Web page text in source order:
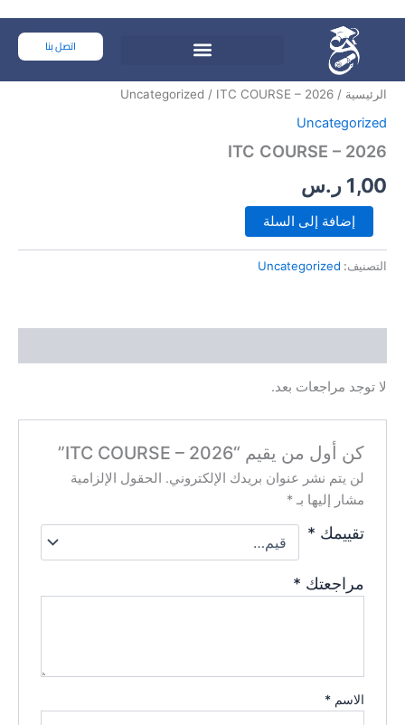
المحتوى
اتصل بنا
الرئيسية /
Uncategorized / ITC COURSE – 2026
Uncategorized
ITC COURSE – 2026
1,00 ر.س
COURSE
-
2026
إضافة إلى السلة
التصنيف: Uncategorized
لا توجد مراجعات بعد.
كن أول من يقيم “ITC COURSE – 2026”
لن يتم نشر عنوان بريدك الإلكتروني. الحقول الإلزامية
مشار إليها بـ*
تقييمك *
مراجعتك *
الاسم*